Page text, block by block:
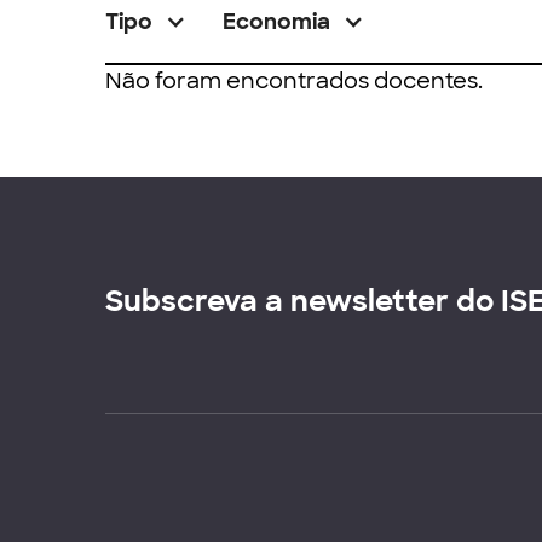
Tipo Economia
Não foram encontrados docentes.
Subscreva a newsletter do